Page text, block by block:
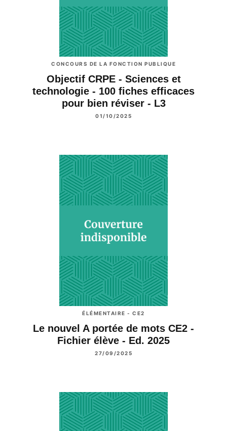
CONCOURS DE LA FONCTION PUBLIQUE
Objectif CRPE - Sciences et
technologie - 100 fiches efficaces
pour bien réviser - L3
01/10/2025
ÉLÉMENTAIRE - CE2
Le nouvel A portée de mots CE2 -
Fichier élève - Ed. 2025
27/09/2025